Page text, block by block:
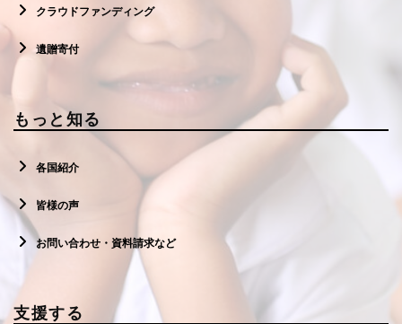
クラウドファンディング
遺贈寄付
もっと知る
各国紹介
皆様の声
お問い合わせ・資料請求など
支援する